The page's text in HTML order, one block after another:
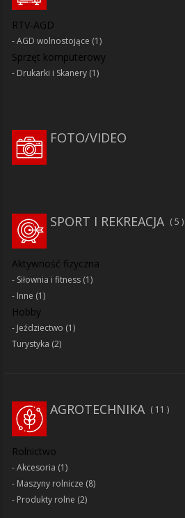
RTV-AGD
AGD wolnostojące (1)
Sprzęt komputerowy
Drukarki i Skanery (1)
FOTO/VIDEO
SPORT I REKREACJA 5
Aktywność fizyczna
Siłownia i fitness (1)
Inne (1)
Hobby
Jeździectwo (1)
Turystyka (2)
AGROTECHNIKA 11
Rolnictwo
Akcesoria (1)
Maszyny rolnicze (8)
Produkty rolne (2)